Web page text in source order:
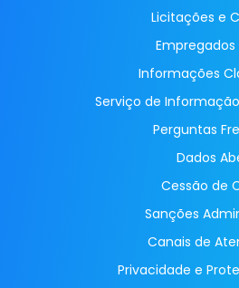
Licitações e
Empregados
Informações
Serviço de
Perguntas
Dados
Cessão de
Sanções
Canais de
Privacidade e